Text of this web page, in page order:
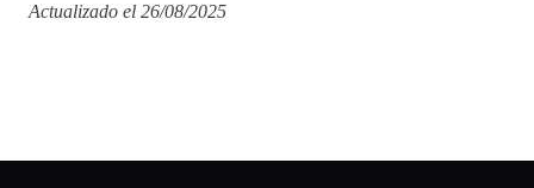
Actualizado el 26/08/2025